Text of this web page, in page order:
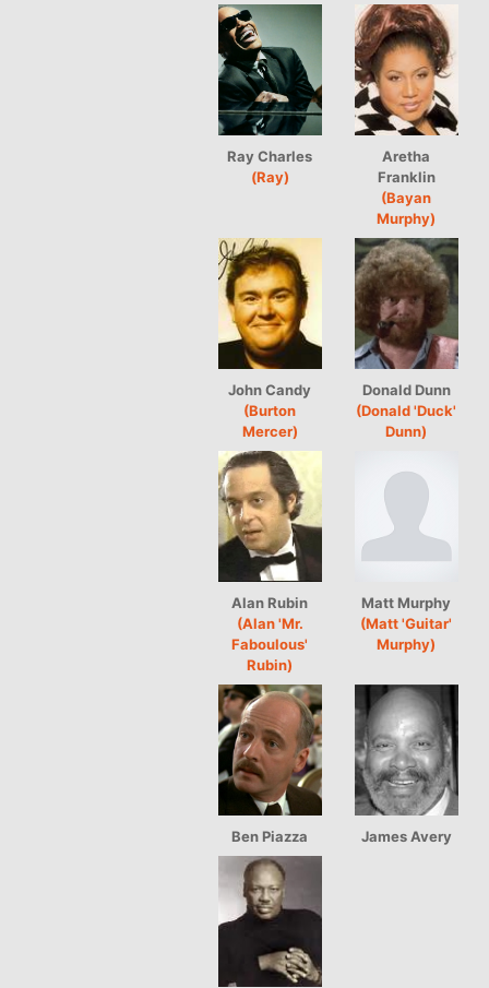
Ray Charles
(Ray)
Aretha
Franklin
(Bayan
Murphy)
John Candy
(Burton
Mercer)
Donald Dunn
(Donald 'Duck'
Dunn)
Alan Rubin
(Alan 'Mr.
Faboulous'
Rubin)
Matt Murphy
(Matt 'Guitar'
Murphy)
Ben Piazza James Avery